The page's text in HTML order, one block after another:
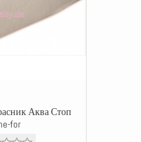
Аква Стоп
for